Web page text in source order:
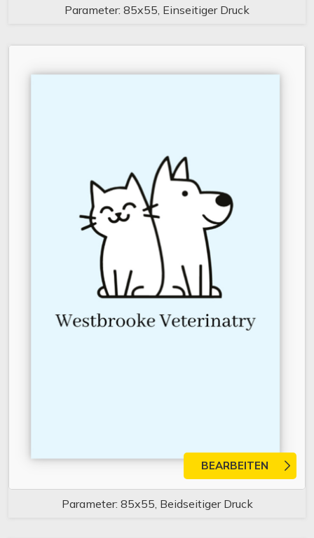
Parameter: 85x55, Einseitiger Druck
Parameter: 85x55, Beidseitiger Druck
BEARBEITEN